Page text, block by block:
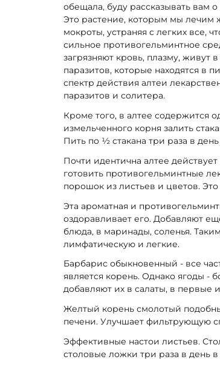
обещала, буду рассказывать вам
Это растение, которым мы лечим
мокроты, устраняя с легких все,
сильное противогельминтное
загрязняют кровь, плазму, живут
паразитов, которые находятся в
спектр действия алтеи
паразитов и солитера.
Кроме того, в алтее содержится
измельченного корня залить
Пить по ½ стакана три раза в
Почти идентична алтее
готовить противогельминтные
порошок из листьев и цветов.
Эта ароматная и
оздоравливает его. Добавляют
блюда, в маринады, соленья.
лимфатическую и легкие.
Барбарис обыкновенный - все
является корень. Однако ягоды -
добавляют их в салаты, в первые
Желтый корень смолотый
печени. Улучшает фильтрующую
Эффективные настои листьев.
столовые ложки три раза в день